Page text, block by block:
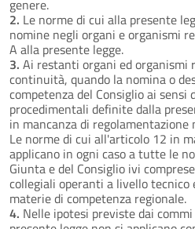
genere.
2. Le norme di cui alla presente
nomine negli organi e organismi
A alla presente legge.
3. Ai restanti organi ed organismi
continuità, quando la nomina o
competenza del Consiglio ai
procedimentali definite dalla
in mancanza di
Le norme di cui all'articolo 12 in
applicano in ogni caso a tutte le
Giunta e del Consiglio ivi
collegiali operanti a livello
materie di competenza regionale.
4. Nelle ipotesi previste dai